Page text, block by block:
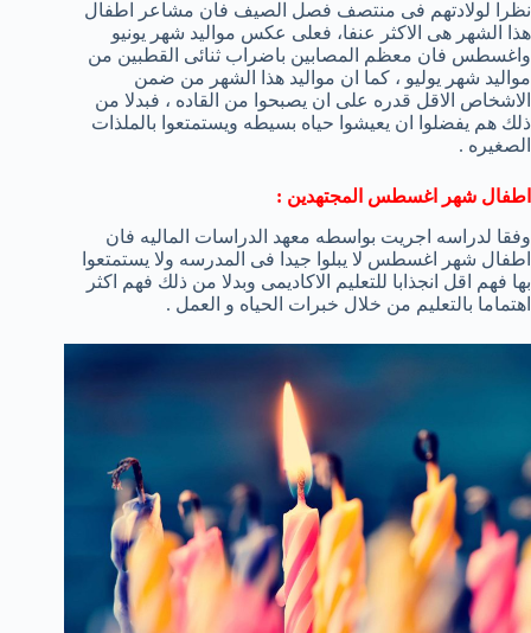
نظرا لولادتهم فى منتصف فصل الصيف فان مشاعر اطفال
هذا الشهر هى الاكثر عنفا، فعلى عكس مواليد شهر يونيو
واغسطس فان معظم المصابين باضراب ثنائى القطبين من
مواليد شهر يوليو ، كما ان مواليد هذا الشهر من ضمن
الاشخاص الاقل قدره على ان يصبحوا من القاده ، فبدلا من
ذلك هم يفضلوا ان يعيشوا حياه بسيطه ويستمتعوا بالملذات
الصغيره .
اطفال شهر اغسطس المجتهدين :
وفقا لدراسه اجريت بواسطه معهد الدراسات الماليه فان
اطفال شهر اغسطس لا يبلوا جيدا فى المدرسه ولا يستمتعوا
بها فهم اقل انجذابا للتعليم الاكاديمى وبدلا من ذلك فهم اكثر
اهتماما بالتعليم من خلال خبرات الحياه و العمل .